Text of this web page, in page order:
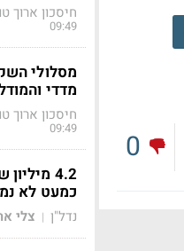
0
חיסכון ארוך
09:49
מסלולי
מדדי
חיסכון ארוך
09:49
4.2
כמעט לא
נדל"ן | צלי